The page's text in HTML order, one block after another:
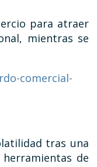
para atraer
mientras se
comercial-
tras una
de